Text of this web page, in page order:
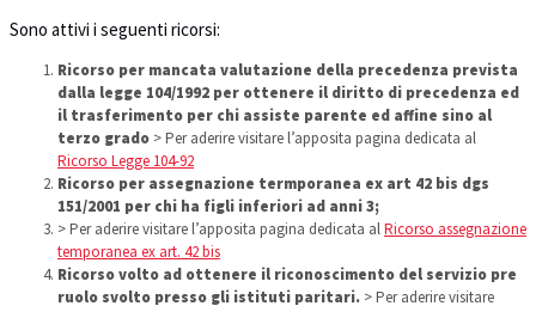
Sono attivi i seguenti ricorsi:
Ricorso per mancata valutazione della precedenza prevista
dalla legge 104/1992 per ottenere il diritto di precedenza ed
il trasferimento per chi assiste parente ed affine sino al
terzo grado > Per aderire visitare l’apposita pagina dedicata al
Ricorso Legge 104-92
Ricorso per assegnazione termporanea ex art 42 bis dgs
151/2001 per chi ha figli inferiori ad anni 3;
> Per aderire visitare l’apposita pagina dedicata alRicorso assegnazione
temporanea ex art. 42 bis
Ricorso volto ad ottenere il riconoscimento del servizio pre
ruolo svolto presso gli istituti paritari. > Per aderire visitare